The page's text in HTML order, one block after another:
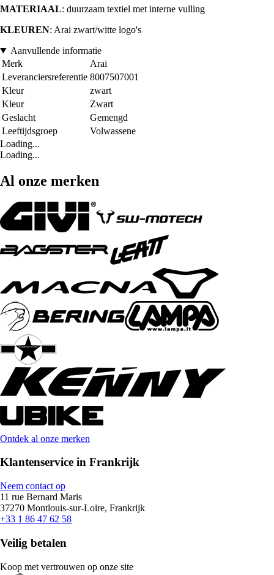
MATERIAAL: duurzaam textiel met interne vulling
KLEUREN: Arai zwart/witte logo's
Aanvullende informatie
Merk
Arai
Leveranciersreferentie 8007507001
Kleur
zwart
Kleur
Zwart
Geslacht
Gemengd
Leeftijdsgroep
Volwassene
Loading...
Loading...
Al onze merken
Ontdek al onze merken
Klantenservice in Frankrijk
Neem contact op
11 rue Bernard Maris
37270 Montlouis-sur-Loire, Frankrijk
+33 1 86 47 62 58
Veilig betalen
Koop met vertrouwen op onze site